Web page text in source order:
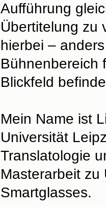
Aufführung
Übertitelung zu
hierbei –
Bühnenbereich
Blickfeld
Mein Name ist
Universität
Translatologie
Masterarbeit zu
Smartglasses.